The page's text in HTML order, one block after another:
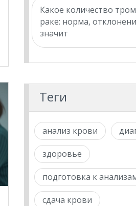
Какое количество
раке: норма,
значит
Теги
анализ крови
здоровье
подготовка к
сдача крови